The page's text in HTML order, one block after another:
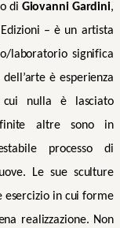
di Giovanni Gardini,
– è un artista
laboratorio significa
dell’arte è esperienza
cui nulla è lasciato
finite altre sono in
processo di
Le sue sculture
esercizio in cui forme
realizzazione. Non